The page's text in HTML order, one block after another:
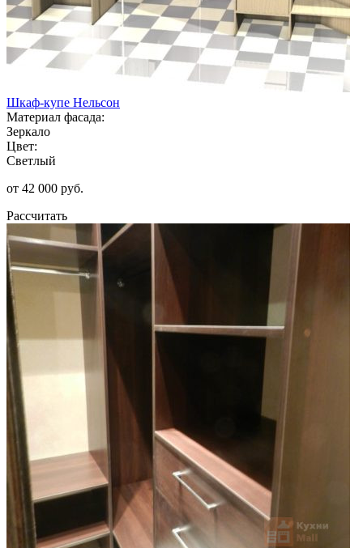
Шкаф-купе Нельсон
Материал фасада:
Зеркало
Цвет:
Светлый
от 42 000 руб.
Рассчитать